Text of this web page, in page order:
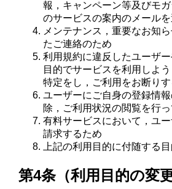
報，キャンペーン等及びモ
のサービスの案内のメール
メンテナンス，重要なお知
たご連絡のため
利用規約に違反したユーザ
目的でサービスを利用しよ
特定をし，ご利用をお断り
ユーザーにご自身の登録情
除，ご利用状況の閲覧を行
有料サービスにおいて，ユ
請求するため
上記の利用目的に付随する
第4条（利用目的の変更